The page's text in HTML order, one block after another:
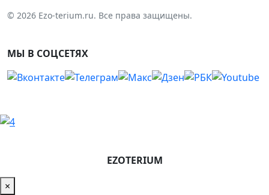
© 2026 Ezo-terium.ru. Все права защищены.
МЫ В СОЦСЕТЯХ
EZOTERIUM
×